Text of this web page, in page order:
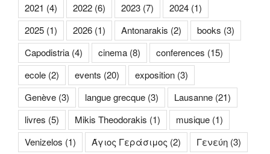
2021 (4) 2022 (6) 2023 (7) 2024 (1)
2025 (1) 2026 (1) Antonarakis (2) books (3)
Capodistria (4) cinema (8) conferences (15)
ecole (2) events (20) exposition (3)
Genève (3) langue grecque (3) Lausanne (21)
livres (5) Mikis Theodorakis (1) musique (1)
Venizelos (1) Άγιος Γεράσιμος (2) Γενεύη (3)